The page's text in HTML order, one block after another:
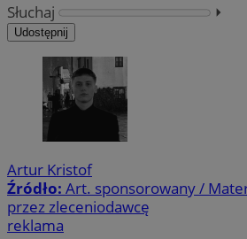
Słuchaj ⏵︎
Udostępnij
Artur Kristof
Źródło: Art. sponsorowany /
przez zleceniodawcę
reklama